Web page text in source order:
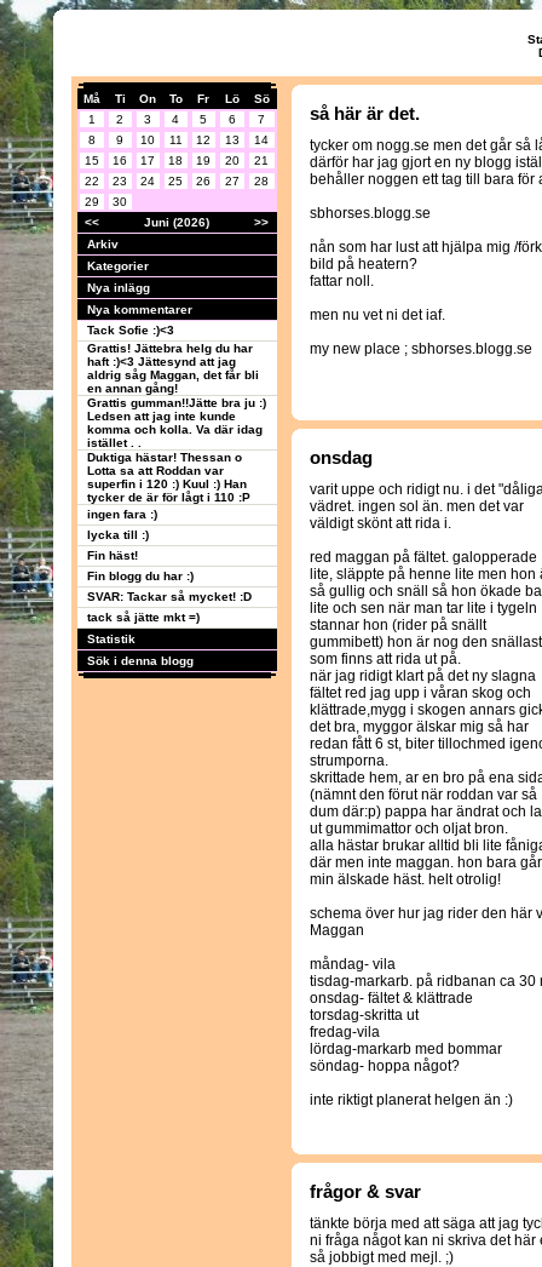
Må Ti On To Fr Lö
Sö
1
2 3 4 5 6
7
8
9 10 11 12 13
14
15
16 17 18 19 20
21
22
23 24 25 26 27
28
29
30
<<
Juni (2026)
>>
Arkiv
Kategorier
Nya inlägg
Nya kommentarer
Tack Sofie :)<3
Grattis! Jättebra helg du har
haft :)<3 Jättesynd att jag
aldrig såg Maggan, det får bli
en annan gång!
Grattis gumman!!Jätte bra ju :)
Ledsen att jag inte kunde
komma och kolla. Va där idag
istället . .
Duktiga hästar! Thessan o
Lotta sa att Roddan var
superfin i 120 :) Kuul :) Han
tycker de är för lågt i 110 :P
ingen fara :)
lycka till :)
Fin häst!
Fin blogg du har :)
SVAR: Tackar så mycket! :D
tack så jätte mkt =)
Statistik
Sök i denna blogg
så här är det.
tycker om nogg.se men det går så
därför har jag gjort en ny blogg
behåller noggen ett tag till bara för
sbhorses.blogg.se
nån som har lust att hjälpa mig /
bild på heatern?
fattar noll.
men nu vet ni det iaf.
my new place ; sbhorses.blogg.se
onsdag
varit uppe och ridigt nu. i det
vädret. ingen sol än. men det var
väldigt skönt att rida i.
red maggan på fältet. galopperade
lite, släppte på henne lite men hon
så gullig och snäll så hon ökade
lite och sen när man tar lite i tygeln
stannar hon (rider på snällt
gummibett) hon är nog den
som finns att rida ut på.
när jag ridigt klart på det ny slagna
fältet red jag upp i våran skog och
klättrade,mygg i skogen annars
det bra, myggor älskar mig så har
redan fått 6 st, biter tillochmed
strumporna.
skrittade hem, ar en bro på ena
(nämnt den förut när roddan var så
dum där:p) pappa har ändrat och
ut gummimattor och oljat bron.
alla hästar brukar alltid bli lite
där men inte maggan. hon bara
min älskade häst. helt otrolig!
schema över hur jag rider den här
Maggan
måndag- vila
tisdag-markarb. på ridbanan ca 30
onsdag- fältet & klättrade
torsdag-skritta ut
fredag-vila
lördag-markarb med bommar
söndag- hoppa något?
inte riktigt planerat helgen än :)
frågor & svar
tänkte börja med att säga att jag
ni fråga något kan ni skriva det
så jobbigt med mejl. ;)